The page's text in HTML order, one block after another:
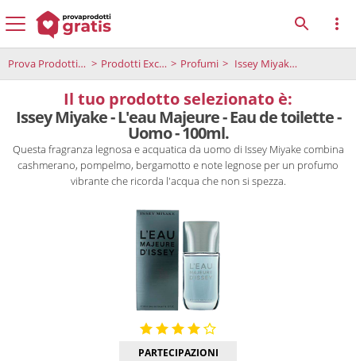
Prova Prodotti Gratis Prodotti Exclusive Profumi Issey Miyake - L'eau Majeure - Eau de toilette - Uomo - 100ml.
Il tuo prodotto selezionato è:
Issey Miyake - L'eau Majeure - Eau de toilette -
Uomo - 100ml.
Questa fragranza legnosa e acquatica da uomo di Issey Miyake combina
cashmerano, pompelmo, bergamotto e note legnose per un profumo
vibrante che ricorda l'acqua che non si spezza.
PARTECIPAZIONI